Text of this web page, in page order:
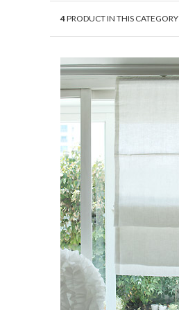
4PRODUCT IN THIS CATEGORY